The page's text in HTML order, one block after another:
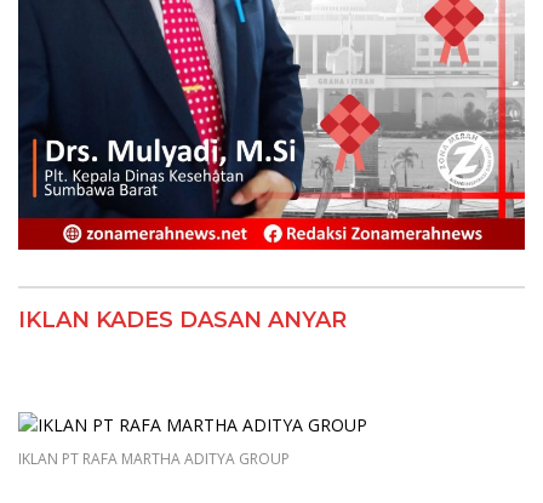
IKLAN KADES DASAN ANYAR
IKLAN PT RAFA MARTHA ADITYA GROUP